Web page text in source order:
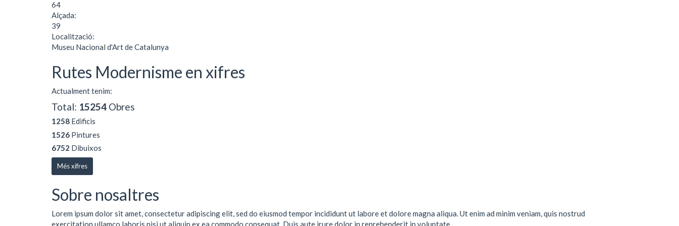
64
Alçada:
39
Localització:
Museu Nacional d'Art de Catalunya
Rutes Modernisme en xifres
Actualment tenim:
Total: 15254 Obres
1258 Edificis
1526 Pintures
6752 Dibuixos
Més xifres
Sobre nosaltres
Lorem ipsum dolor sit amet, consectetur adipiscing elit, sed do eiusmod tempor incididunt ut labore et dolore magna aliqua. Ut enim ad minim veniam, quis nostrud
exercitation ullamco laboris nisi ut aliquip ex ea commodo consequat. Duis aute irure dolor in reprehenderit in voluptate ...